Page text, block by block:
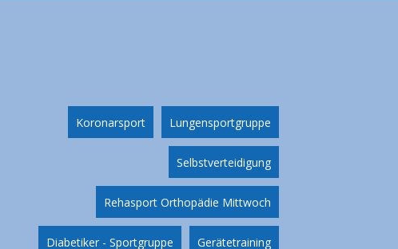
Lungensportgruppe
Koronarsport
Selbstverteidigung
Rehasport Orthopädie Mittwoch
Gerätetraining
Diabetiker - Sportgruppe